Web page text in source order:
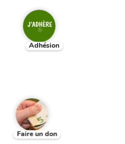
Adhésion
Faire un don